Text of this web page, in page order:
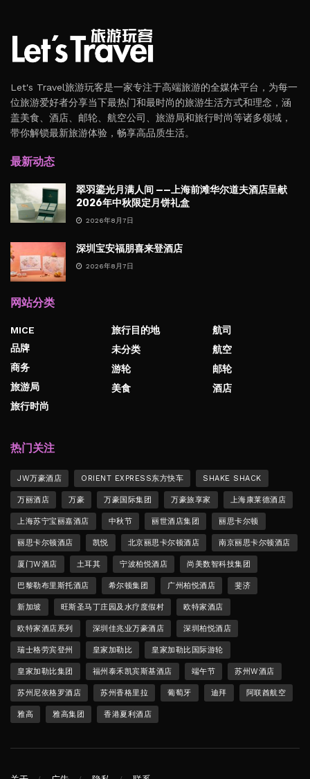
Let's Travel旅游玩客是一家专注于高端旅游的全媒体平台，为每一
位旅游爱好者分享当下最热门和最时尚的旅游生活方式和理念，涵
盖美食、酒店、邮轮、航空公司、旅游局和旅行时尚等诸多领域，
带你解锁最新旅游体验，畅享高品质生活。
最新动态
翠羽鎏光月满人间 ——上海前滩华尔道夫酒店呈献
2026年中秋限定月饼礼盒
2026年8月7日
深圳宝安福朋喜来登酒店
2026年8月7日
网站分类
MICE
品牌
商务
旅游局
旅行时尚
旅行目的地
未分类
游轮
美食
航司
航空
邮轮
酒店
热门关注
JW万豪酒店 ORIENT EXPRESS东方快车 SHAKE SHACK
万丽酒店 万豪 万豪国际集团 万豪旅享家 上海康莱德酒店
上海苏宁宝丽嘉酒店 中秋节 丽世酒店集团 丽思卡尔顿
丽思卡尔顿酒店 凯悦 北京丽思卡尔顿酒店 南京丽思卡尔顿酒店
厦门W酒店 土耳其 宁波柏悦酒店 尚美数智科技集团
巴黎勒布里斯托酒店 希尔顿集团 广州柏悦酒店 斐济
新加坡 旺斯圣马丁庄园及水疗度假村 欧特家酒店
欧特家酒店系列 深圳佳兆业万豪酒店 深圳柏悦酒店
瑞士格劳宾登州 皇家加勒比 皇家加勒比国际游轮
皇家加勒比集团 福州泰禾凯宾斯基酒店 端午节 苏州W酒店
苏州尼依格罗酒店 苏州香格里拉 葡萄牙 迪拜 阿联酋航空
雅高 雅高集团 香港夏利酒店